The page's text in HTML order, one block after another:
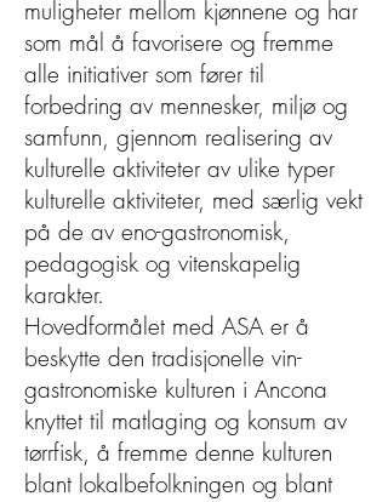
muligheter mellom kjønnene og har
som mål å favorisere og fremme
alle initiativer som fører til
forbedring av mennesker, miljø og
samfunn, gjennom realisering av
kulturelle aktiviteter av ulike typer
kulturelle aktiviteter, med særlig vekt
på de av eno-gastronomisk,
pedagogisk og vitenskapelig
karakter.
Hovedformålet med ASA er å
beskytte den tradisjonelle vin-
gastronomiske kulturen i Ancona
knyttet til matlaging og konsum av
tørrfisk, å fremme denne kulturen
blant lokalbefolkningen og blant